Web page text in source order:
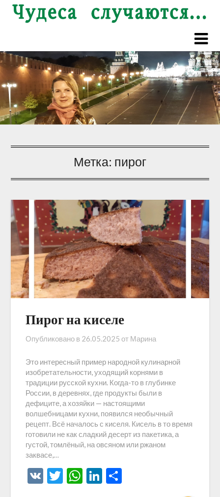
Перейти
Метка: пирог
Пирог на киселе
Опубликовано в 26.05.2025 от Марина
Это интересный пример народной кулинарной
изобретательности, уходящий корнями в
традиции русской кухни. Когда-то в глубинке
России, в деревнях, где продукты были в
дефиците, а хозяйки — настоящими
волшебницами кухни, появился необычный
рецепт. Всё началось с киселя. Кисель в то время
готовили не как сладкий десерт из пакетика, а
густой, томлёный, на овсяном или ржаном
заквасе,…
VK Twitter
WhatsApp
LinkedIn